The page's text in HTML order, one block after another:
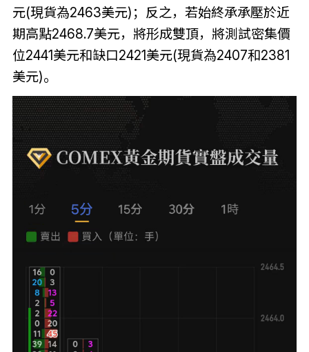
元(現貨為2463美元)；反之，若始終承承壓於近
期高點2468.7美元，將形成雙頂，將測試密集價
位2441美元和缺口2421美元(現貨為2407和2381
美元)。